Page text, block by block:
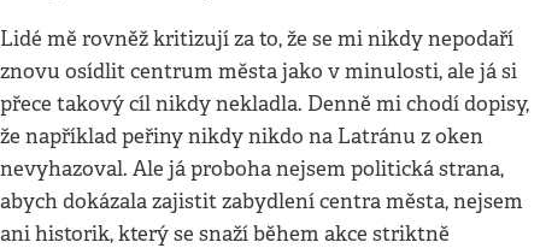
Lidé mě rovněž kritizují za to, že se mi nikdy nepodaří
znovu osídlit centrum města jako v minulosti, ale já si
přece takový cíl nikdy nekladla. Denně mi chodí dopisy,
že například peřiny nikdy nikdo na Latránu z oken
nevyhazoval. Ale já proboha nejsem politická strana,
abych dokázala zajistit zabydlení centra města, nejsem
ani historik, který se snaží během akce striktně